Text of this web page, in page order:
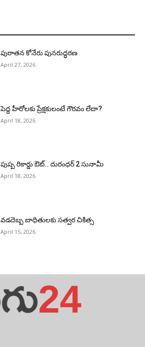
పురాత‌న కోనేరు పున‌రుద్ధ‌ర‌ణ
April 27, 2026
పెద్ద హీరోల‌కు ప్రేక్ష‌కులంటే గౌర‌వం లేదా?
April 18, 2026
పుష్ప రికార్డు ఔట్‌.. దురంధ‌ర్ 2 సునామీ
April 18, 2026
వడదెబ్బ బాధితులకు సత్వర చికిత్స
April 15, 2026